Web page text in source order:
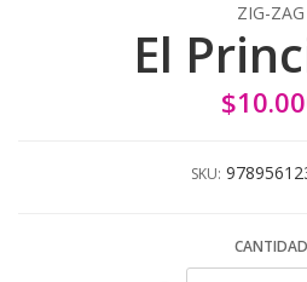
ZIG-ZAG
El
SKU:
CANTIDAD